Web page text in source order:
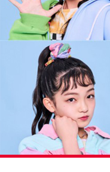
#エンタ
#サステナブルな取
運営会社